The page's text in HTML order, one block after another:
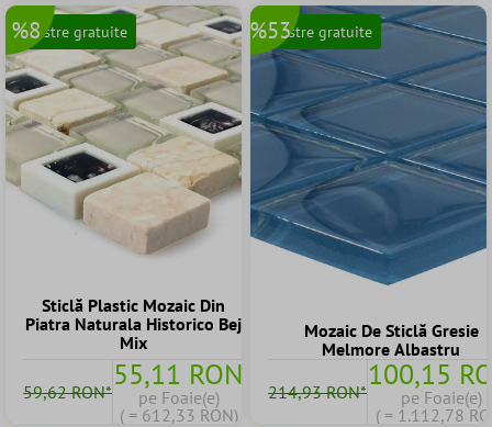
Mostre gratuite
%8
Sticlă Plastic Mozaic Din
Piatra Naturala Historico Bej
Mix
59,62 RON*55,11 RON
pe Foaie(e)
( = 612,33 RON)
Mostre gratuite
%53
Mozaic De Sticlă Gresie
Melmore Albastru
214,93 RON*100,15
pe Foaie(e)
( = 1.112,78